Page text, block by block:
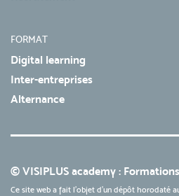
FORMAT
Digital learning
Inter-entreprises
Alternance
© VISIPLUS academy :
Ce site web a fait l'objet d'un dépôt horodaté